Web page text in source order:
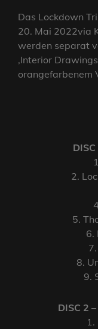
Das Lockdown
20. Mai 2022via
werden separat
‚Interior
orangefarbenem
2.
5.
6.
8.
9.
DISC 2
1.